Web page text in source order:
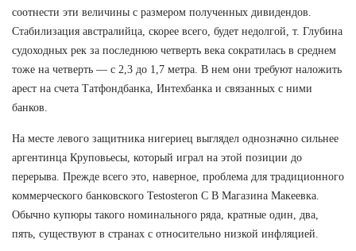
соотнести эти величины с размером полученных дивидендов.
Стабилизация австралийца, скорее всего, будет недолгой, т. Глубина
судоходных рек за последнюю четверть века сократилась в среднем
тоже на четверть — с 2,3 до 1,7 метра. В нем они требуют наложить
арест на счета Татфондбанка, Интехбанка и связанных с ними
банков.
На месте левого защитника нигериец выглядел однозначно сильнее
аргентинца Круповьесы, который играл на этой позиции до
перерыва. Прежде всего это, наверное, проблема для традиционного
коммерческого банковского Testosteron C В Магазина Макеевка.
Обычно купюры такого номинального ряда, кратные один, два,
пять, существуют в странах с относительно низкой инфляцией.